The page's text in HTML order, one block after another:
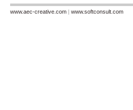
www.aec-creative.com | www.softconsult.com